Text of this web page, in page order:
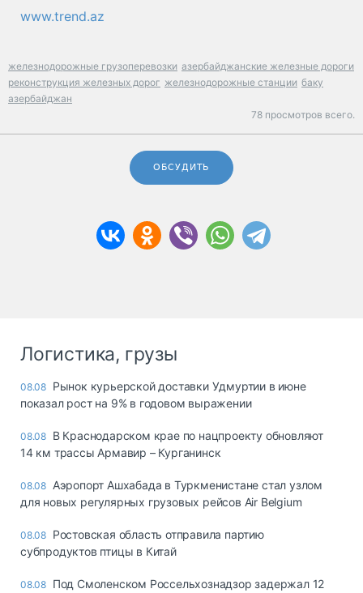
www.trend.az
железнодорожные грузоперевозки азербайджанские железные дороги
реконструкция железных дорог железнодорожные станции баку
азербайджан
78 просмотров всего.
ОБСУДИТЬ
Логистика, грузы
08.08 Рынок курьерской доставки Удмуртии в июне
показал рост на 9% в годовом выражении
08.08 В Краснодарском крае по нацпроекту обновляют
14 км трассы Армавир – Курганинск
08.08 Аэропорт Ашхабада в Туркменистане стал узлом
для новых регулярных грузовых рейсов Air Belgium
08.08 Ростовская область отправила партию
субпродуктов птицы в Китай
08.08 Под Смоленском Россельхознадзор задержал 12